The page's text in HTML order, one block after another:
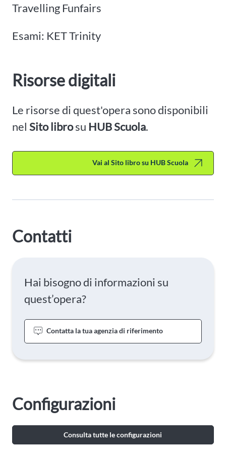
Travelling Funfairs
Esami: KET Trinity
Risorse digitali
Le risorse di quest'opera sono disponibili
nel Sito librosu HUB Scuola.
Vai al Sito libro su HUB Scuola
Contatti
Hai bisogno di informazioni su
quest’opera?
Contatta la tua agenzia di riferimento
Configurazioni
Consulta tutte le configurazioni